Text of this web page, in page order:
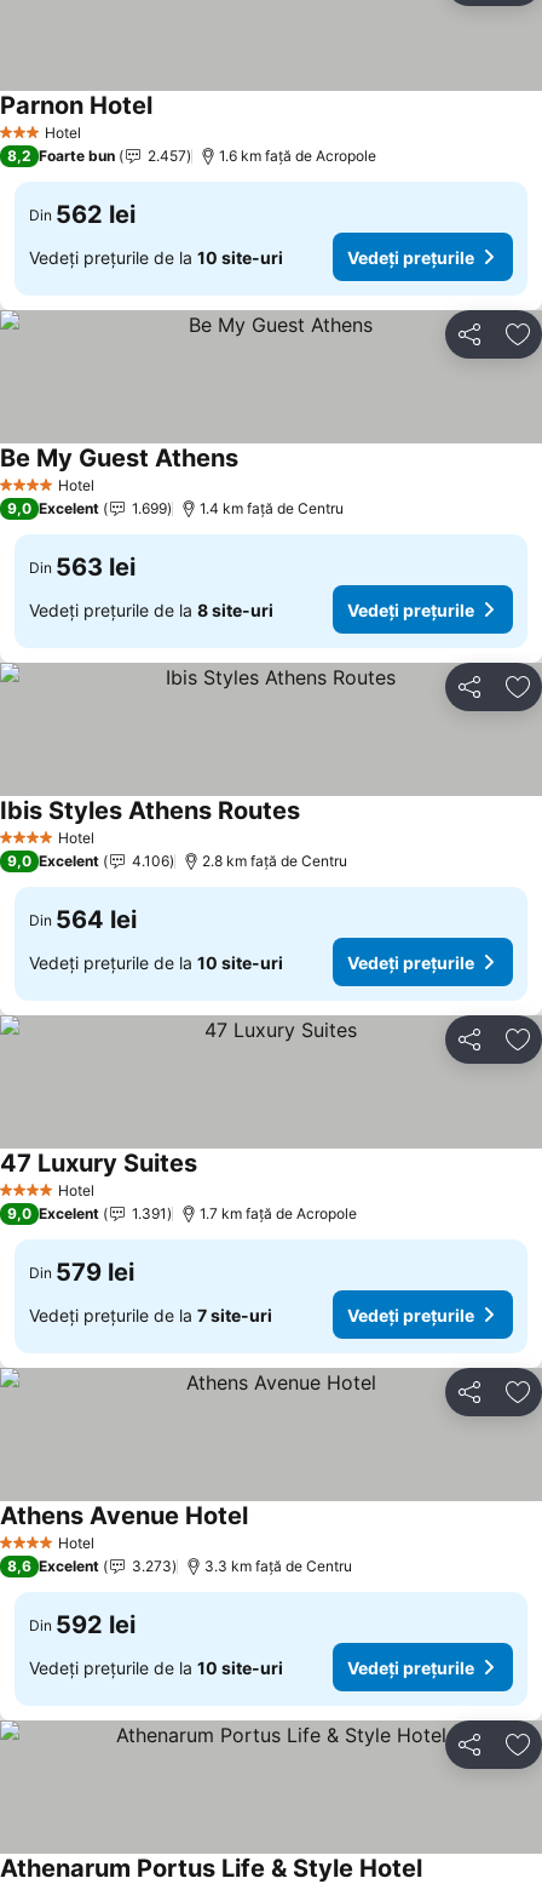
3 SteleHotel
Parnon Hotel
8,2 Foarte bun 2.457 1.6 km faţă de Acropole
Din 562 lei
Vedeți prețurile de la 10 site-uri Vedeți prețurile
Distribuiți
4 Stele Hotel
Be My Guest Athens
9,0 Excelent 1.699 1.4 km faţă de Centru
Din 563 lei
Vedeți prețurile de la 8 site-uri Vedeți prețurile
Distribuiți
4 Stele Hotel
Ibis Styles Athens Routes
9,0 Excelent 4.106 2.8 km faţă de Centru
Din 564 lei
Vedeți prețurile de la 10 site-uri Vedeți prețurile
Distribuiți
4 Stele Hotel
47 Luxury Suites
9,0 Excelent 1.391 1.7 km faţă de Acropole
Din 579 lei
Vedeți prețurile de la 7 site-uri Vedeți prețurile
Distribuiți
4 Stele Hotel
Athens Avenue Hotel
8,6 Excelent 3.273 3.3 km faţă de Centru
Din 592 lei
Vedeți prețurile de la 10 site-uri Vedeți prețurile
Distribuiți
Athenarum Portus Life & Style Hotel